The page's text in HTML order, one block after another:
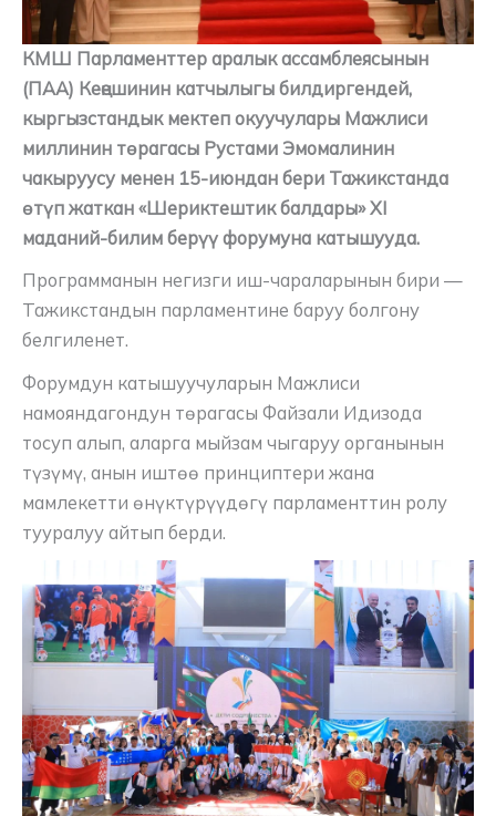
КМШ Парламенттер аралык ассамблеясынын
(ПАА) Кеңешинин катчылыгы билдиргендей,
кыргызстандык мектеп окуучулары Мажлиси
миллинин төрагасы Рустами Эмомалинин
чакыруусу менен 15-июндан бери Тажикстанда
өтүп жаткан «Шериктештик балдары» XI
маданий-билим берүү форумуна катышууда.
Программанын негизги иш-чараларынын бири —
Тажикстандын парламентине баруу болгону
белгиленет.
Форумдун катышуучуларын Мажлиси
намояндагондун төрагасы Файзали Идизода
тосуп алып, аларга мыйзам чыгаруу органынын
түзүмү, анын иштөө принциптери жана
мамлекетти өнүктүрүүдөгү парламенттин ролу
тууралуу айтып берди.